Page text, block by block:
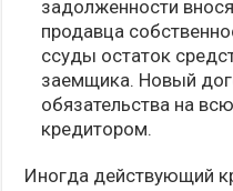
задолженности
продавца
ссуды остаток
заемщика. Новый
обязательства на
кредитором.
Иногда действующий